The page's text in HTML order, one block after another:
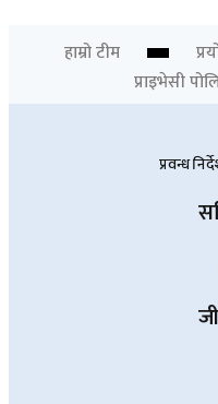
हाम्रो टीम
प्राइभेसी
प्रवन्ध